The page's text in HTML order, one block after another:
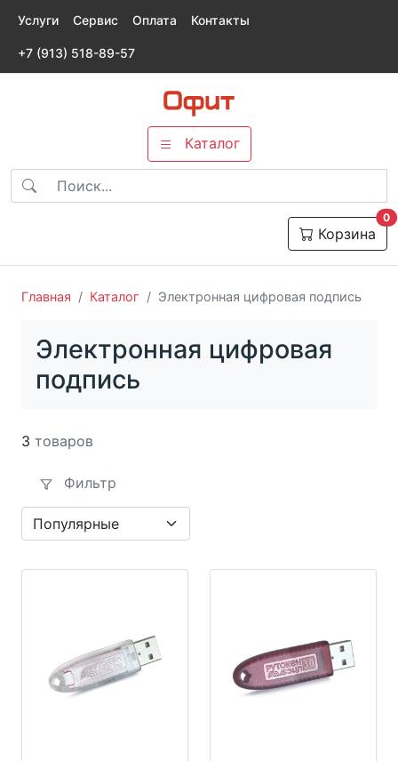
Услуги Сервис Оплата Контакты
+7 (913) 518-89-57
Каталог
Корзина
0
Главная Каталог Электронная цифровая подпись
Электронная цифровая
подпись
3 товаров
Фильтр